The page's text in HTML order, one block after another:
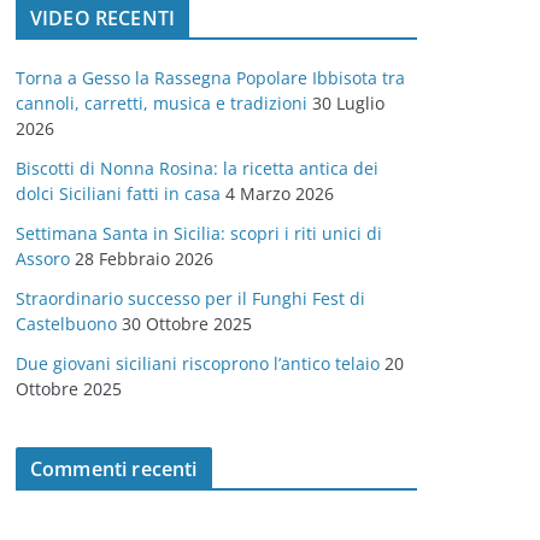
o
r
e
VIDEO RECENTI
Torna a Gesso la Rassegna Popolare Ibbisota tra
cannoli, carretti, musica e tradizioni 30 Luglio
2026
Biscotti di Nonna Rosina: la ricetta antica dei
dolci Siciliani fatti in casa 4 Marzo 2026
Settimana Santa in Sicilia: scopri i riti unici di
Assoro 28 Febbraio 2026
Straordinario successo per il Funghi Fest di
Castelbuono 30 Ottobre 2025
Due giovani siciliani riscoprono l’antico telaio 20
Ottobre 2025
Commenti recenti